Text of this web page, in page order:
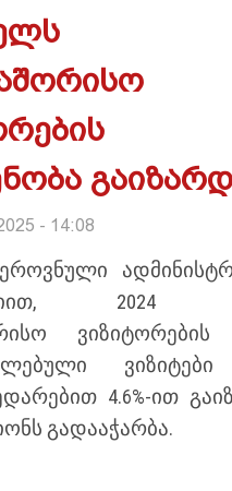
- 14:08
2024
ვიზიტორების
ვიზიტები
4.6%-ით
გადააჭარბა.